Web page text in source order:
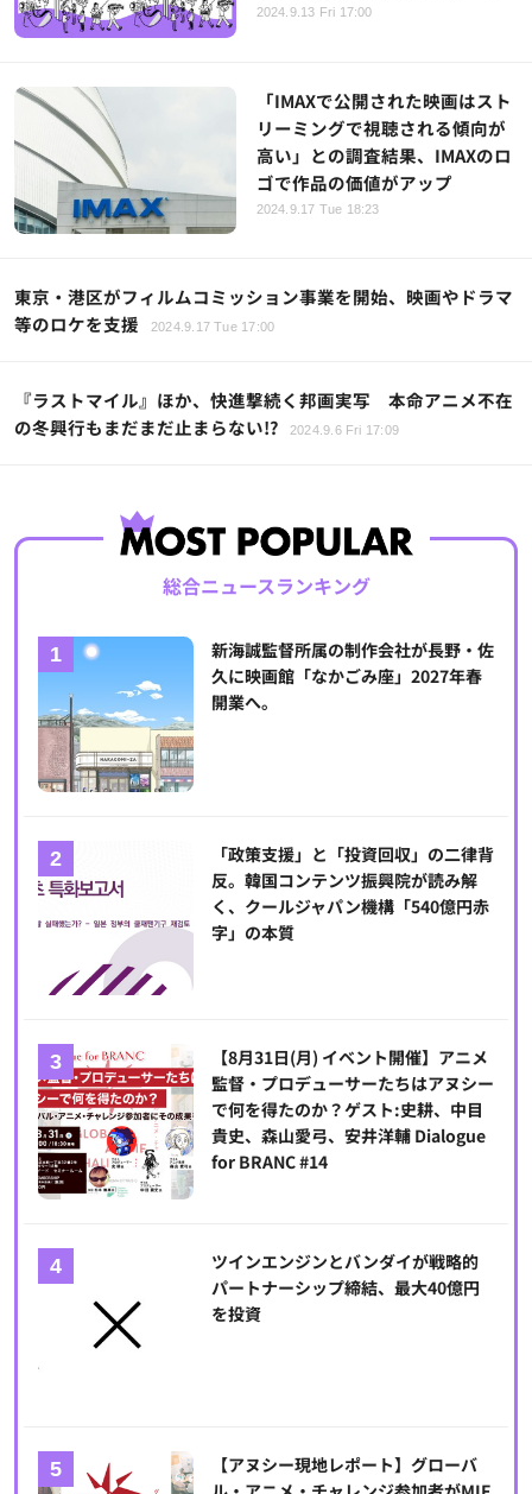
2024.9.13 Fri 17:00
「IMAXで公開された映画はスト
リーミングで視聴される傾向が
高い」との調査結果、IMAXのロ
ゴで作品の価値がアップ
2024.9.17 Tue 18:23
東京・港区がフィルムコミッション事業を開始、映画やドラマ
等のロケを支援
2024.9.17 Tue 17:00
『ラストマイル』ほか、快進撃続く邦画実写 本命アニメ不在
の冬興行もまだまだ止まらない!?
2024.9.6 Fri 17:09
総合ニュースランキング
新海誠監督所属の制作会社が長野・佐
久に映画館「なかごみ座」2027年春
開業へ。
「政策支援」と「投資回収」の二律背
反。韓国コンテンツ振興院が読み解
く、クールジャパン機構「540億円赤
字」の本質
【8月31日(月) イベント開催】アニメ
監督・プロデューサーたちはアヌシー
で何を得たのか？ゲスト:史耕、中目
貴史、森山愛弓、安井洋輔 Dialogue
for BRANC #14
ツインエンジンとバンダイが戦略的
パートナーシップ締結、最大40億円
を投資
【アヌシー現地レポート】グローバ